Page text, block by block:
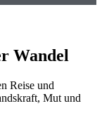
Wandel
Reise und
Mut und